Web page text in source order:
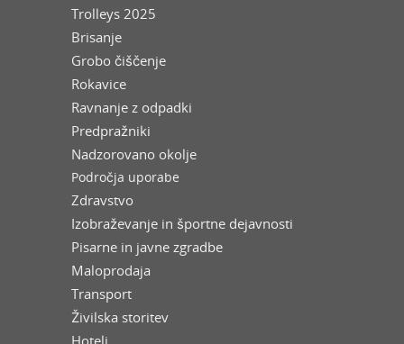
Trolleys 2025
Brisanje
Grobo čiščenje
Rokavice
Ravnanje z odpadki
Predpražniki
Nadzorovano okolje
Področja uporabe
Zdravstvo
Izobraževanje in športne dejavnosti
Pisarne in javne zgradbe
Maloprodaja
Transport
Živilska storitev
Hoteli